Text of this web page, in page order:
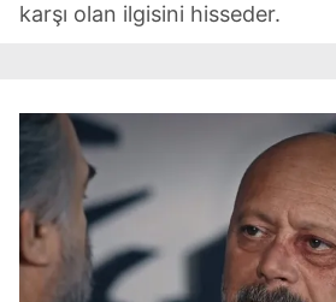
Çerezlere ilişkin tercihlerinizi aşağıda
6698 sayılı Kişisel Verilerin
hazırlanmış Aydınlatma Metnimizi
ilgili mevzuata uygun olarak
almak için lütfen
tıklayınız.
karşı olan ilgisini hisseder.